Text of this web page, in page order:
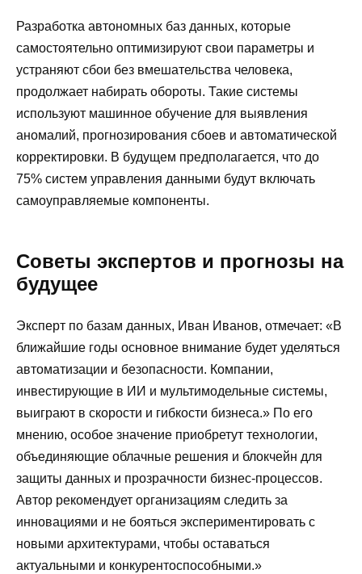
Разработка автономных баз данных, которые
самостоятельно оптимизируют свои параметры и
устраняют сбои без вмешательства человека,
продолжает набирать обороты. Такие системы
используют машинное обучение для выявления
аномалий, прогнозирования сбоев и автоматической
корректировки. В будущем предполагается, что до
75% систем управления данными будут включать
самоуправляемые компоненты.
Советы экспертов и прогнозы на
будущее
Эксперт по базам данных, Иван Иванов, отмечает: «В
ближайшие годы основное внимание будет уделяться
автоматизации и безопасности. Компании,
инвестирующие в ИИ и мультимодельные системы,
выиграют в скорости и гибкости бизнеса.» По его
мнению, особое значение приобретут технологии,
объединяющие облачные решения и блокчейн для
защиты данных и прозрачности бизнес-процессов.
Автор рекомендует организациям следить за
инновациями и не бояться экспериментировать с
новыми архитектурами, чтобы оставаться
актуальными и конкурентоспособными.»